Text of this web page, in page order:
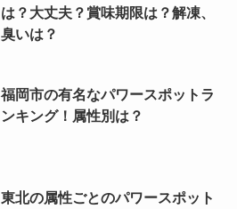
は？大丈夫？賞味期限は？解凍、
臭いは？
福岡市の有名なパワースポットラ
ンキング！属性別は？
東北の属性ごとのパワースポット